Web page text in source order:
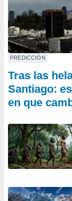
PREDICCIÓN
Tras las
Santiago:
en que